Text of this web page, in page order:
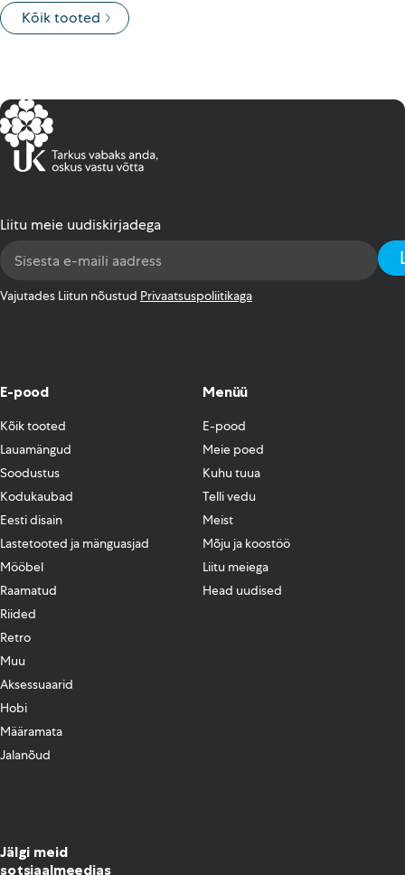
Kõik tooted
Liitu meie uudiskirjadega
Address
Vajutades Liitun nõustud Privaatsuspoliitikaga
E-pood
Kõik tooted
Lauamängud
Soodustus
Kodukaubad
Eesti disain
Lastetooted ja mänguasjad
Mööbel
Raamatud
Riided
Retro
Muu
Aksessuaarid
Hobi
Määramata
Jalanõud
Menüü
E-pood
Meie poed
Kuhu tuua
Telli vedu
Meist
Mõju ja koostöö
Liitu meiega
Head uudised
Jälgi meid
sotsiaalmeedias